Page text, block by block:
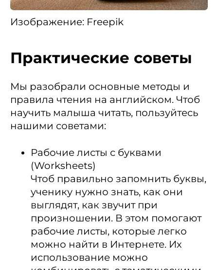
Изображение: Freepik
Практические советы
Мы разобрали основные методы и
правила чтения на английском. Чтоб
научить малыша читать, пользуйтесь
нашими советами:
Рабочие листы с буквами
(Worksheets)
Чтоб правильно запомнить буквы,
ученику нужно знать, как они
выглядят, как звучит при
произношении. В этом помогают
рабочие листы, которые легко
можно найти в Интернете. Их
использование можно